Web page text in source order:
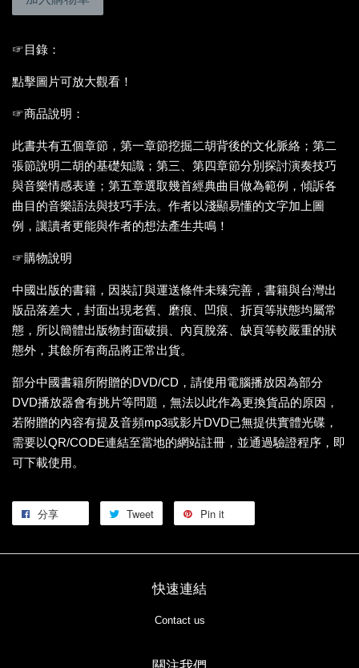
☞目錄：
點擊圖片可放大觀看！
☞商品說明：
此書共有五個章節，第一章節挖掘二胡背後的文化脈絡；第二
張節說明二胡的基礎知識；第三、第四章節分別探討演奏技巧
與音樂情感表達；第五章選取幾首經典曲目做為範例，傾訴各
曲目的音樂語法與技巧手法。作者以淺顯易懂的文字加上圖
例，讓讀者更能與作者的想法產生共鳴！
☞購物說明
中國出版的書籍，因裝訂與運送條件未臻完善，書籍與台灣出
版品落差大，封面出現老舊、磨痕、凹痕、折頁等狀態均屬常
態，所以簡體出版物封面破損、內頁脫落、缺頁等較嚴重的狀
態外，其餘所有商品將正常出貨。
部分中國書籍所附贈的DVD/CD，請使用電腦播放因為部分
DVD播放器會有挑片等問題，無法以此作為更換貨品的原因，
若附贈的內容有提及音頻mp3或影片DVD已無提供實體光碟，
需要以QR/CODE連結至當地的網站註冊，並通過驗證程序，即
可下載使用。
分享 Tweet Pin it
快速連結
Contact us